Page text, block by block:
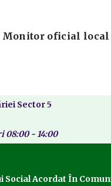
Monitor oficial local
Sector 5
08:00 - 14:00
Acordat În